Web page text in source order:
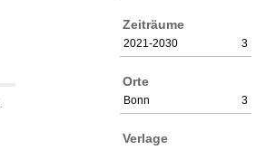
Zeiträume
3
2021-2030
Orte
3
Bonn
Verlage